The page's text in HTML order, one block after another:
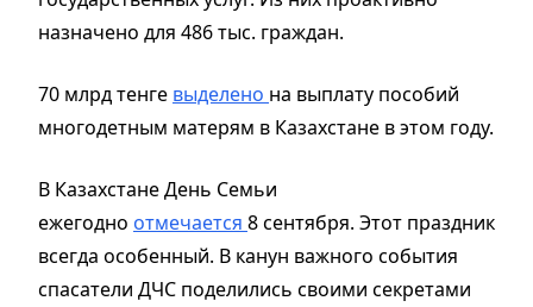
назначено для 486 тыс. граждан.
70 млрд тенге выделено на выплату пособий
многодетным матерям в Казахстане в этом году.
В Казахстане День Семьи
ежегодно отмечается 8 сентября. Этот праздник
всегда особенный. В канун важного события
спасатели ДЧС поделились своими секретами